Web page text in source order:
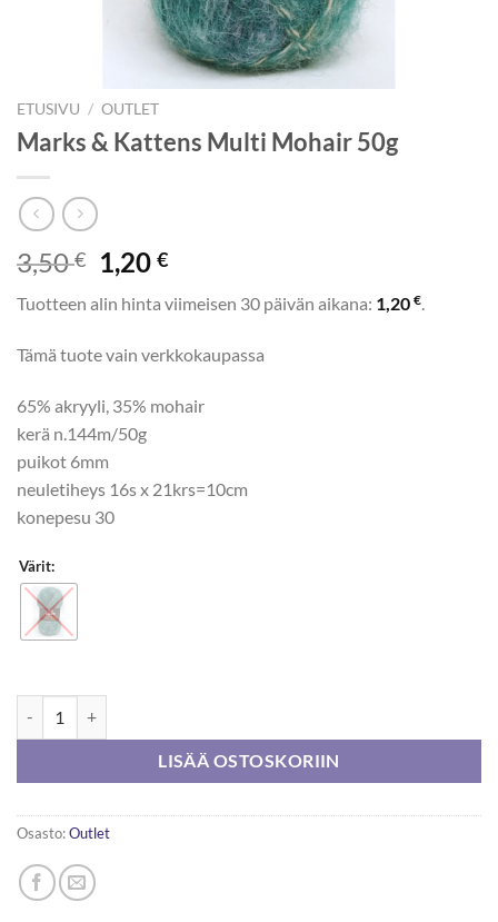
ETUSIVU / OUTLET
Marks & Kattens Multi Mohair 50g
3,50€
Alkuperäinen
hinta
oli:
3,50 €.
1,20€Nykyinen
on:
1,20 €.
Tuotteen alin hinta viimeisen 30 päivän aikana: 1,20 €.
Tämä tuote vain verkkokaupassa
65% akryyli, 35% mohair
kerä n.144m/50g
puikot 6mm
neuletiheys 16s x 21krs=10cm
konepesu 30
Värit:
LISÄÄ OSTOSKORIIN
Osasto:Outlet